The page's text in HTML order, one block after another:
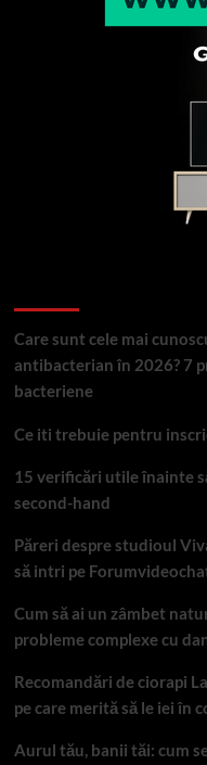
Care sunt cele mai
antibacterian în 2026? 7
bacteriene
Ce iti trebuie pentru
15 verificări utile înainte
second-hand
Păreri despre studioul
să intri pe
Cum să ai un zâmbet
probleme complexe cu
Recomandări de ciorapi
pe care merită să le iei în
Aurul tău, banii tăi: cum